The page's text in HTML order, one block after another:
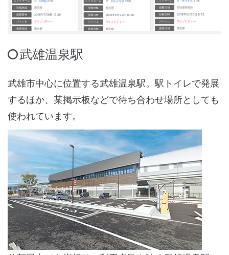
武雄温泉駅
武雄市中心に位置する武雄温泉駅。駅トイレで発展
するほか、某掲示板などで待ち合わせ場所としても
使われています。